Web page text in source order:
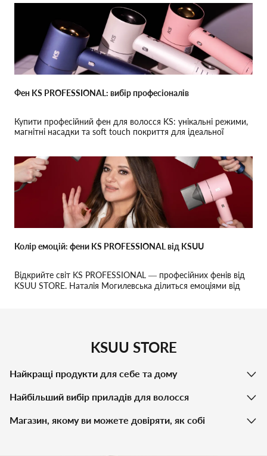
Фен KS PROFESSIONAL: вибір професіоналів
Купити професійний фен для волосся KS: унікальні режими,
магнітні насадки та soft touch покриття для ідеальної
Колір емоцій: фени KS PROFESSIONAL від KSUU
Відкрийте світ KS PROFESSIONAL — професійних фенів від
KSUU STORE. Наталія Могилевська ділиться емоціями від
KSUU STORE
Найкращі продукти для себе та дому
Найбільший вибір приладів для волосся
Магазин, якому ви можете довіряти, як собі